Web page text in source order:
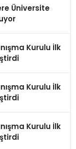
Üniversite
Kurulu İlk
Kurulu İlk
Kurulu İlk